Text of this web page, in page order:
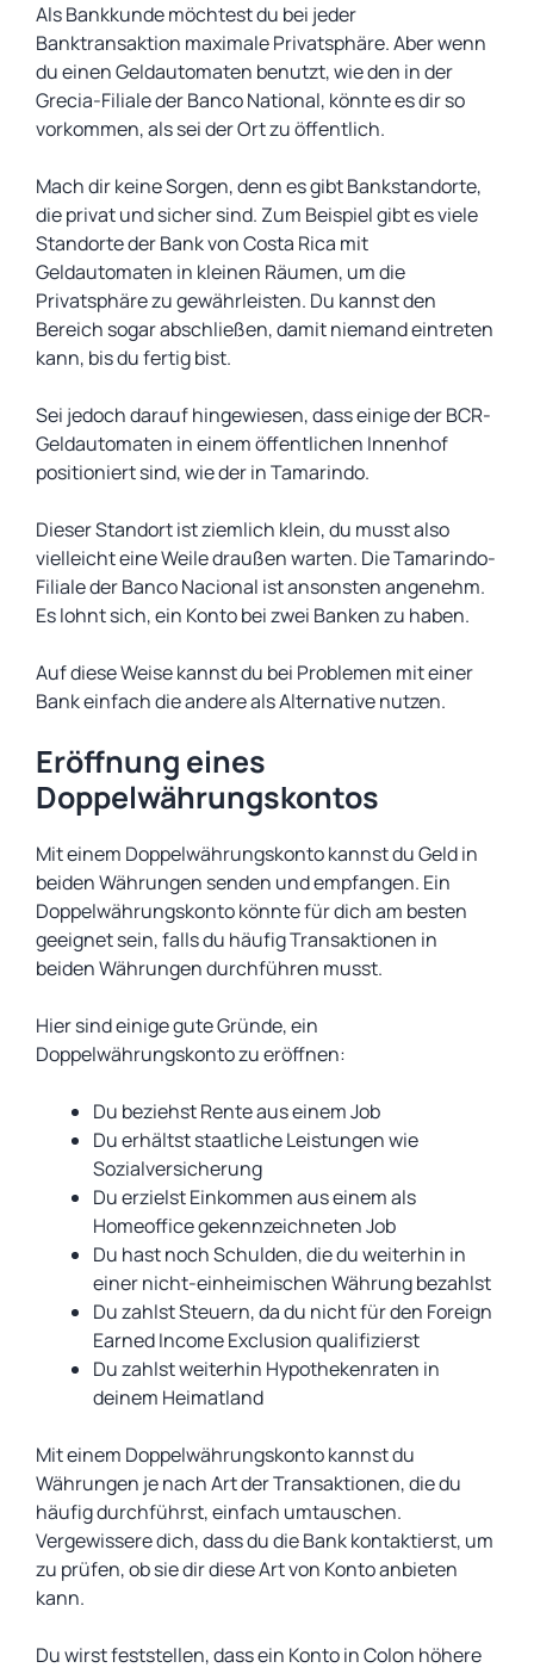
Als Bankkunde möchtest du bei jeder
Banktransaktion maximale Privatsphäre. Aber wenn
du einen Geldautomaten benutzt, wie den in der
Grecia-Filiale der Banco National, könnte es dir so
vorkommen, als sei der Ort zu öffentlich.
Mach dir keine Sorgen, denn es gibt Bankstandorte,
die privat und sicher sind. Zum Beispiel gibt es viele
Standorte der Bank von Costa Rica mit
Geldautomaten in kleinen Räumen, um die
Privatsphäre zu gewährleisten. Du kannst den
Bereich sogar abschließen, damit niemand eintreten
kann, bis du fertig bist.
Sei jedoch darauf hingewiesen, dass einige der BCR-
Geldautomaten in einem öffentlichen Innenhof
positioniert sind, wie der in Tamarindo.
Dieser Standort ist ziemlich klein, du musst also
vielleicht eine Weile draußen warten. Die Tamarindo-
Filiale der Banco Nacional ist ansonsten angenehm.
Es lohnt sich, ein Konto bei zwei Banken zu haben.
Auf diese Weise kannst du bei Problemen mit einer
Bank einfach die andere als Alternative nutzen.
Eröffnung eines
Doppelwährungskontos
Mit einem Doppelwährungskonto kannst du Geld in
beiden Währungen senden und empfangen. Ein
Doppelwährungskonto könnte für dich am besten
geeignet sein, falls du häufig Transaktionen in
beiden Währungen durchführen musst.
Hier sind einige gute Gründe, ein
Doppelwährungskonto zu eröffnen:
Du beziehst Rente aus einem Job
Du erhältst staatliche Leistungen wie
Sozialversicherung
Du erzielst Einkommen aus einem als
Homeoffice gekennzeichneten Job
Du hast noch Schulden, die du weiterhin in
einer nicht-einheimischen Währung bezahlst
Du zahlst Steuern, da du nicht für den Foreign
Earned Income Exclusion qualifizierst
Du zahlst weiterhin Hypothekenraten in
deinem Heimatland
Mit einem Doppelwährungskonto kannst du
Währungen je nach Art der Transaktionen, die du
häufig durchführst, einfach umtauschen.
Vergewissere dich, dass du die Bank kontaktierst, um
zu prüfen, ob sie dir diese Art von Konto anbieten
kann.
Du wirst feststellen, dass ein Konto in Colon höhere